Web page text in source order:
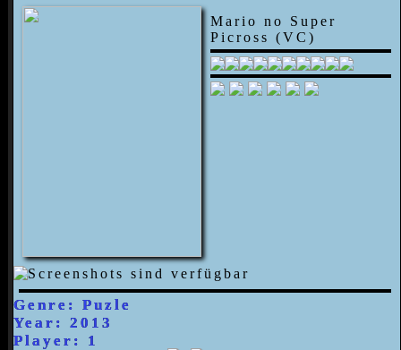
Mario no Super
Picross (VC)
Genre: Puzle
Year: 2013
Player: 1